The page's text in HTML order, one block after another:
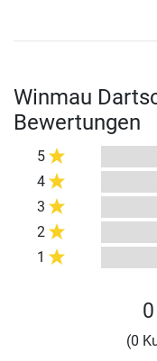
Winmau
Bewertungen
5
4
3
2
1
0
(0